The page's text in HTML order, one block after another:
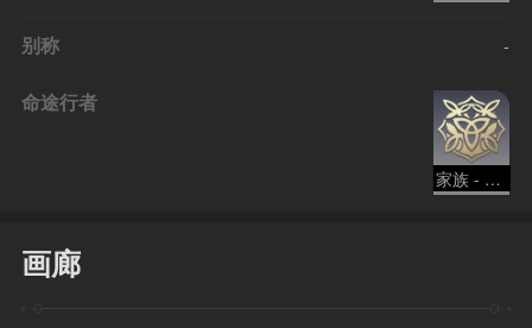
别称 -
命途行者
家族 - 同谐
画廊